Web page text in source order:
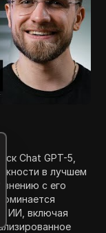
Chat GPT-5,
в лучшем
с его
ИИ, включая